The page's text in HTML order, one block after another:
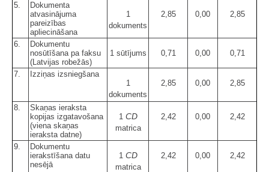
5.
Dokumenta
atvasinājuma
pareizības
apliecināšana
1
dokuments
2,85 0,00 2,85
6.
Dokumentu
nosūtīšana pa faksu
(Latvijas robežās)
1 sūtījums 0,71 0,00 0,71
7.
Izziņas izsniegšana
1
dokuments
2,85 0,00 2,85
8.
Skaņas ieraksta
kopijas izgatavošana
(viena skaņas
ieraksta datne)
1 CD
matrica
2,42 0,00 2,42
9.
Dokumentu
ierakstīšana datu
nesējā
1 CD
matrica
2,42 0,00 2,42